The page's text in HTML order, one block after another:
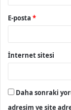
E-posta *
İnternet sitesi
Daha sonraki
adresim ve site